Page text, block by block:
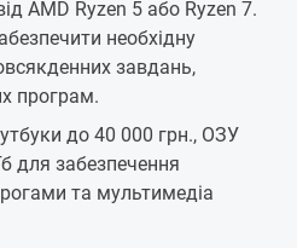
AMD Ryzen 5 або Ryzen 7.
необхідну
завдань,
програм.
до 40 000 грн., ОЗУ
для забезпечення
та мультимедіа